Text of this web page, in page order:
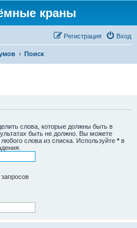
краны
Вход
Регистрация
Поиск
слова, которые должны быть в
быть не должно. Вы можете
любого слова из списка. Используйте * в